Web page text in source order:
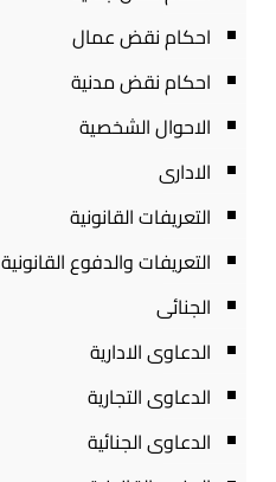
احكام نقض عمال
احكام نقض مدنية
الاحوال الشخصية
الادارى
التعريفات القانونية
التعريفات والدفوع القانونية
الجنائى
الدعاوى الادارية
الدعاوى التجارية
الدعاوى الجنائية